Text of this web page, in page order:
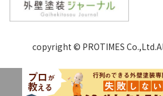
copyright © PROTIMES